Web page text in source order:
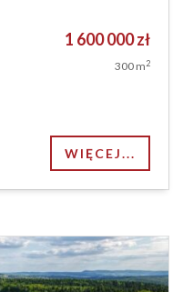
1 600 000 zł
300 m2
WIĘCEJ...